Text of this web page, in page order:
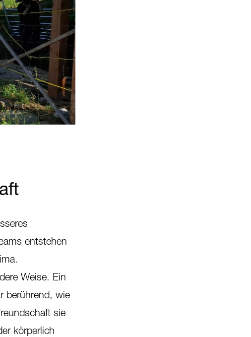
entstehen
Weise. Ein
berührend, wie
sie
körperlich